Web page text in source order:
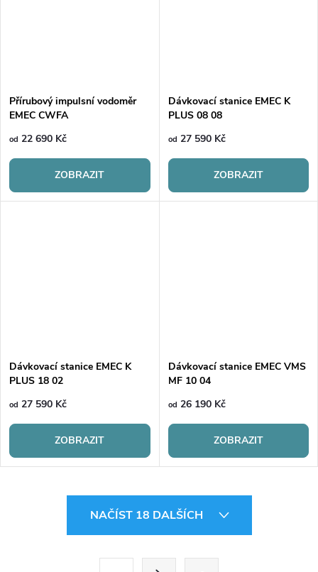
Přírubový impulsní vodoměr
EMEC CWFA
od 22 690 Kč
ZOBRAZIT
Dávkovací stanice EMEC K
PLUS 08 08
od 27 590 Kč
ZOBRAZIT
Dávkovací stanice EMEC K
PLUS 18 02
od 27 590 Kč
ZOBRAZIT
Dávkovací stanice EMEC VMS
MF 10 04
od 26 190 Kč
ZOBRAZIT
NAČÍST 18 DALŠÍCH